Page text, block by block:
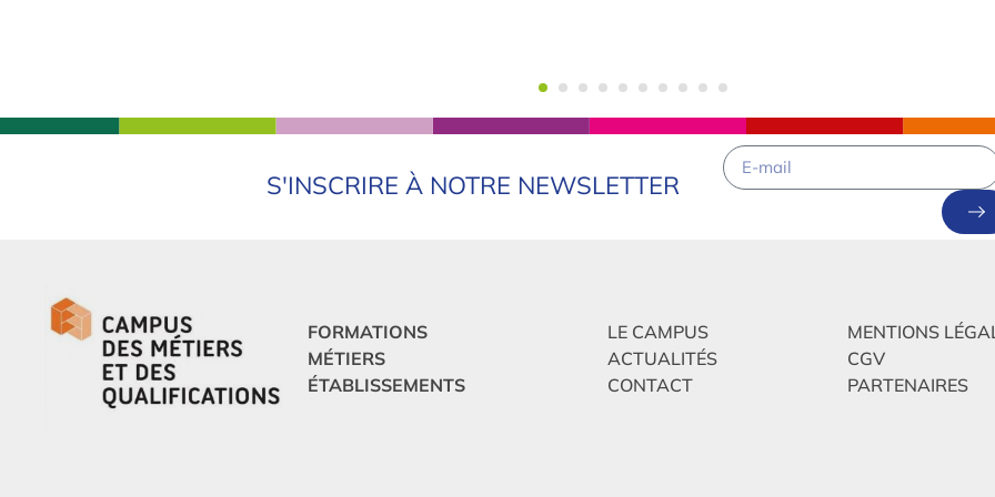
S'INSCRIRE À NOTRE NEWSLETTER
FORMATIONS
MÉTIERS
ÉTABLISSEMENTS
LE CAMPUS
ACTUALITÉS
CONTACT
MENTIONS
CGV
PARTENAIRES